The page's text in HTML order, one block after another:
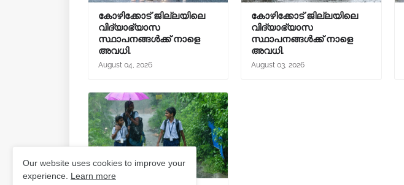
കോഴിക്കോട് ജില്ലയിലെ
വിദ്യാഭ്യാസ
സ്ഥാപനങ്ങൾക്ക് നാളെ
അവധി.
August 04, 2026
കോഴിക്കോട് ജില്ലയിലെ
വിദ്യാഭ്യാസ
സ്ഥാപനങ്ങൾക്ക് നാളെ
അവധി.
August 03, 2026
Our website uses cookies to improve your
experience. Learn more